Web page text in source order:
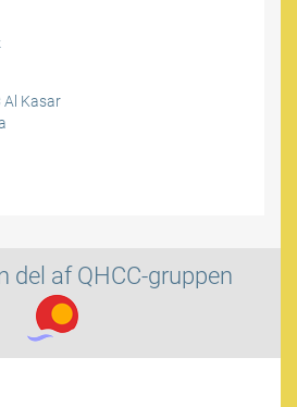
Al Kasar
del af QHCC-gruppen